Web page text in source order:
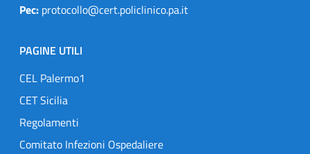
Pec: protocollo@cert.policlinico.pa.it
PAGINE UTILI
CEL Palermo1
CET Sicilia
Regolamenti
Comitato Infezioni Ospedaliere